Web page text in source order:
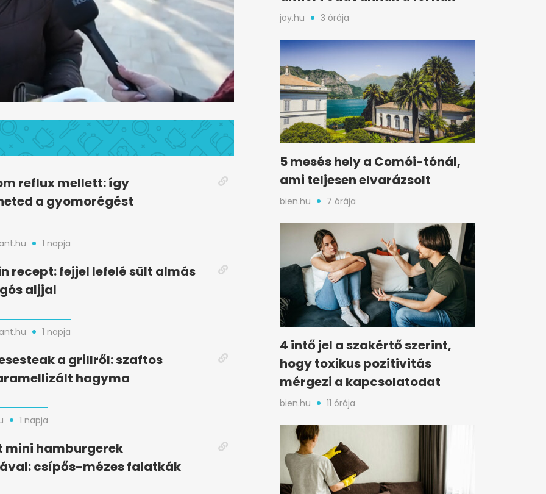
reflux mellett: így
a gyomorégést
1 napja
recept: fejjel lefelé sült almás
aljjal
1 napja
a grillről: szaftos
hagyma
1 napja
mini hamburgerek
csípős-mézes falatkák
joy.hu 3 órája
5 mesés hely a Comói-tónál,
ami teljesen elvarázsolt
bien.hu 7 órája
4 intő jel a szakértő szerint,
hogy toxikus pozitivitás
mérgezi a kapcsolatodat
bien.hu 11 órája